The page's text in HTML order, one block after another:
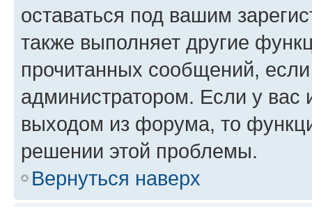
оставаться под вашим
также выполняет другие
прочитанных сообщений,
администратором. Если у
выходом из форума, то
решении этой проблемы.
Вернуться наверх